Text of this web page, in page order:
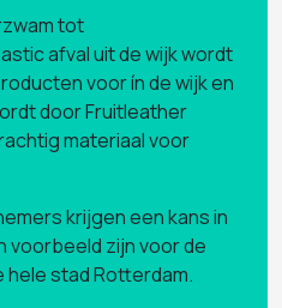
tot
afval uit de wijk wordt
voor ín de wijk en
door Fruitleather
materiaal voor
krijgen een kans in
voorbeeld zijn voor de
hele stad Rotterdam.